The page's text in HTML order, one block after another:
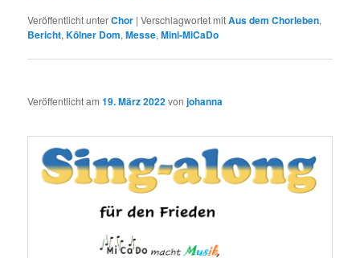
Veröffentlicht unterChor |Verschlagwortet mitAus dem Chorleben,
Bericht,Kölner Dom,Messe,Mini-MiCaDo
Veröffentlicht am19. März 2022vonjohanna